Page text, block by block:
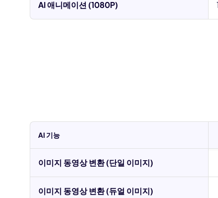
AI 애니메이션 (1080P)
AI 기능
이미지 동영상 변환 (단일 이미지)
이미지 동영상 변환 (듀얼 이미지)